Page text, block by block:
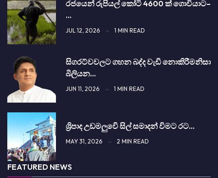
රජයෙන් රුපියල් කෝටි 4600 ක් ගොවියාට–
…
JUL 12, 2026 1 MIN READ
සිග­රට්වවලට ගහන බද්ද වැඩි නොකි­රී­මනිසා
බිලි­යන…
JUN 11, 2026 1 MIN READ
ශ්‍රිපාද උඩමලුවෙි සිල් සමාදන් විමට රට…
MAY 31, 2026 2 MIN READ
FEATURED NEWS